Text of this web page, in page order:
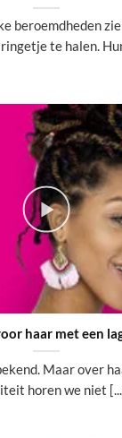
beroemdheden
te halen.
haar met een
Maar over
horen we niet